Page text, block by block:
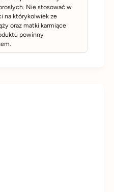
Nie stosować w
na którykolwiek ze
oraz matki karmiące
powinny